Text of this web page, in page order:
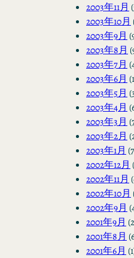
2003年11月
2003年10月
2003年9月
2003年8月
2003年7月
2003年6月
2003年5月
2003年4月
2003年3月
2003年2月
2003年1月
2002年12月
2002年11月
2002年10月
2002年9月
2001年9月
2001年8月
2001年6月